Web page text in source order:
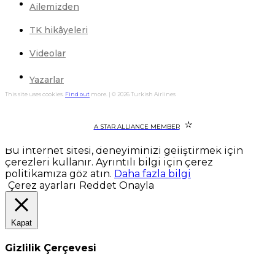
Ailemizden
TK hikâyeleri
Videolar
Yazarlar
This site uses cookies. Find out more. | © 2026 Turkish Airlines
A STAR ALLIANCE MEMBER
Bu internet sitesi, deneyiminizi geliştirmek için
çerezleri kullanır. Ayrıntılı bilgi için çerez
politikamıza göz atın. Daha fazla bilgi
Çerez ayarları Reddet Onayla
Kapat
Gizlilik Çerçevesi